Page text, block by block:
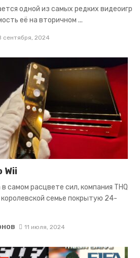
одной из самых редких видеоигр
её на вторичном ...
сентября, 2024
Wii
самом расцвете сил, компания THQ
семье покрытую 24-
11 июля, 2024